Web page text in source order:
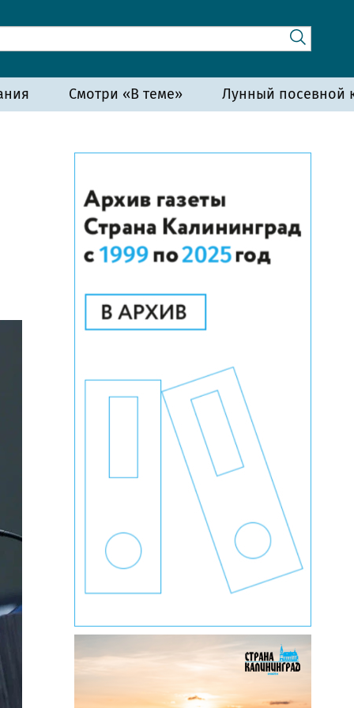
Смотри «В теме» Лунный посевной